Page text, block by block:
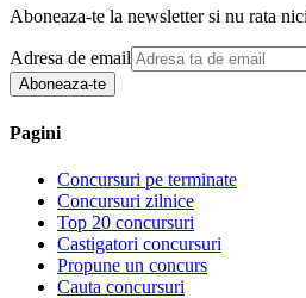
Aboneaza-te la newsletter si nu rata
Adresa de email
Aboneaza-te
Pagini
Concursuri pe terminate
Concursuri zilnice
Top 20 concursuri
Castigatori concursuri
Propune un concurs
Cauta concursuri